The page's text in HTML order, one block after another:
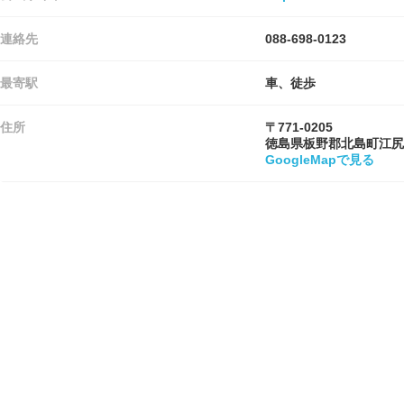
連絡先 088-698-0123
最寄駅 車、徒歩
住所
〒771-0205
徳島県板野郡北島町江
GoogleMapで見る